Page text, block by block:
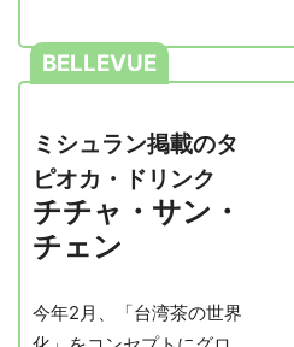
BELLEVUE
ミシュラン掲載のタ
ピオカ・ドリンク
チチャ・サン・
チェン
今年2月、「台湾茶の世界